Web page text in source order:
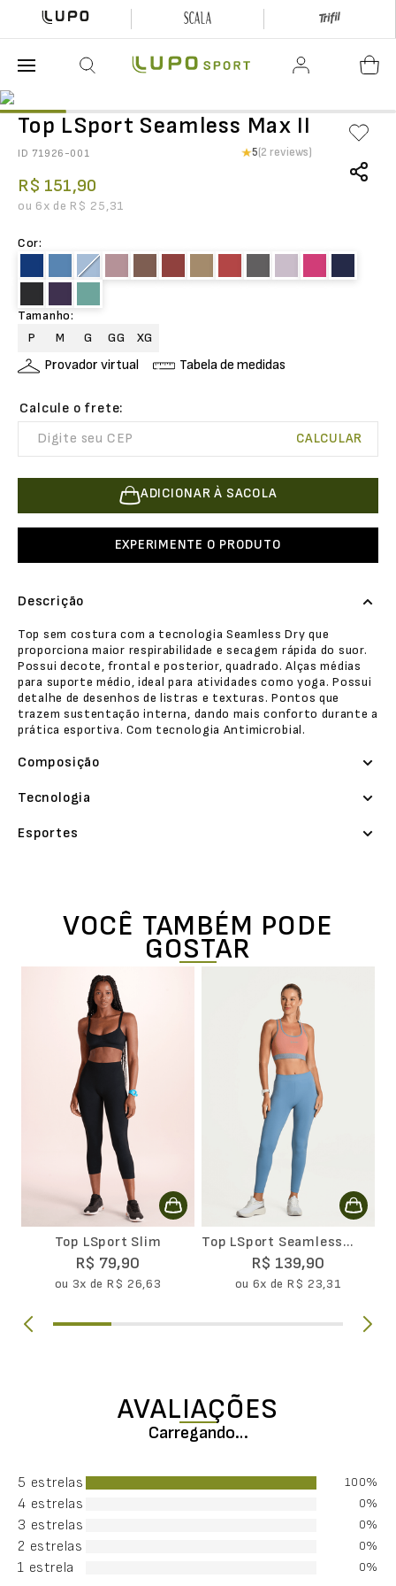
Top LSport Seamless Max II
ID 71926-001 5(2 reviews)
R$ 151,90
ou 6x de R$ 25,31
Cor:
Tamanho:
P
M G GG XG
Provador virtual Tabela de medidas
ADICIONAR À SACOLA
EXPERIMENTE O PRODUTO
Descrição
Top sem costura com a tecnologia Seamless Dry que
proporciona maior respirabilidade e secagem rápida do suor.
Possui decote, frontal e posterior, quadrado. Alças médias
para suporte médio, ideal para atividades como yoga. Possui
detalhe de desenhos de listras e texturas. Pontos que
trazem sustentação interna, dando mais conforto durante a
prática esportiva. Com tecnologia Antimicrobial.
Composição
Tecnologia
Esportes
VOCÊ TAMBÉM PODE
GOSTAR
Top LSport Slim
R$ 79,90
ou 3x de R$ 26,63
Top LSport Seamless
Dupla Face Core
R$ 139,90
ou 6x de R$ 23,31
AVALIAÇÕES
Carregando…
5 estrelas 100%
4 estrelas 0%
3 estrelas 0%
2 estrelas 0%
1 estrela 0%